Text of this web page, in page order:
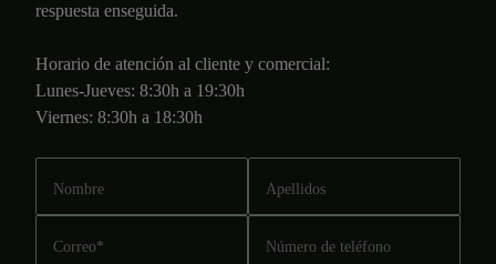
respuesta enseguida.
Horario de atención al cliente y comercial:
Lunes-Jueves: 8:30h a 19:30h
Viernes: 8:30h a 18:30h
Nombre Apellidos
Correo* Número de teléfono